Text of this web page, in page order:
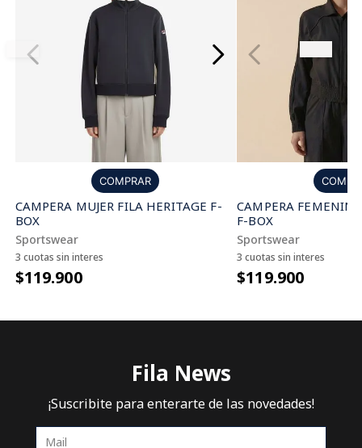
COMPRAR
CAMPERA MUJER FILA HERITAGE F-
BOX
Sportswear
3 cuotas sin interes
$119.900
CAMPERA
F-BOX
Sportswear
3 cuotas sin interes
$119.900
Fila News
¡Suscribite para enterarte de las novedades!